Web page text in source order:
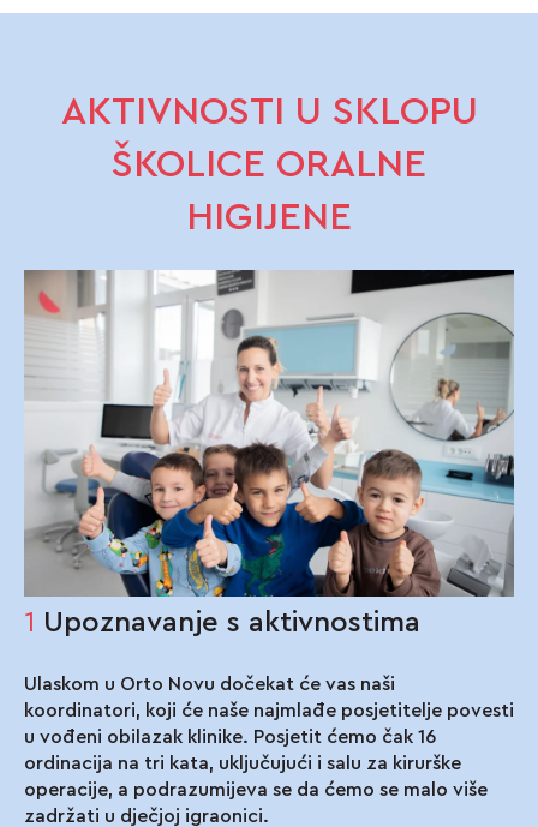
AKTIVNOSTI U SKLOPU
ŠKOLICE ORALNE
HIGIJENE
1 Upoznavanje s aktivnostima
Ulaskom u Orto Novu dočekat će vas naši
koordinatori, koji će naše najmlađe posjetitelje povesti
u vođeni obilazak klinike. Posjetit ćemo čak 16
ordinacija na tri kata, uključujući i salu za kirurške
operacije, a podrazumijeva se da ćemo se malo više
zadržati u dječjoj igraonici.